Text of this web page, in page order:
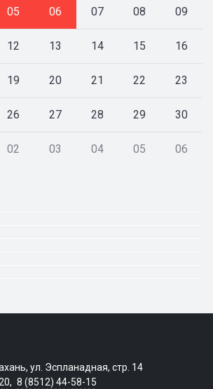
05 06 07 08 09
12 13 14 15 16
19 20 21 22 23
26 27 28 29 30
02 03 04 05 06
ул. Эспланадная, стр. 14
, 8 (8512) 44-58-15